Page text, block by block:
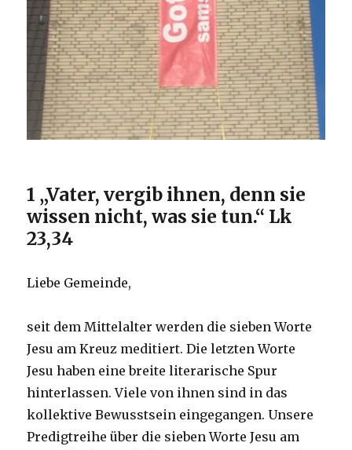
1 „Vater, vergib ihnen, denn sie
wissen nicht, was sie tun.“ Lk
23,34
Liebe Gemeinde,
seit dem Mittelalter werden die sieben Worte
Jesu am Kreuz meditiert. Die letzten Worte
Jesu haben eine breite literarische Spur
hinterlassen. Viele von ihnen sind in das
kollektive Bewusstsein eingegangen. Unsere
Predigtreihe über die sieben Worte Jesu am